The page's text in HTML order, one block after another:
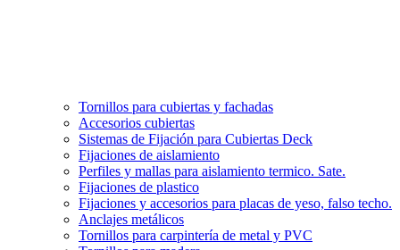
Tornillos para cubiertas y fachadas
Accesorios cubiertas
Sistemas de Fijación para Cubiertas Deck
Fijaciones de aislamiento
Perfiles y mallas para aislamiento termico. Sate.
Fijaciones de plastico
Fijaciones y accesorios para placas de yeso, falso techo.
Anclajes metálicos
Tornillos para carpintería de metal y PVC